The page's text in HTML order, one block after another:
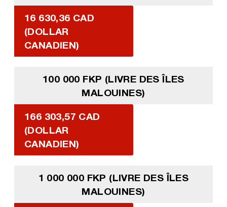
16 630,36 CAD
(DOLLAR
CANADIEN)
100 000 FKP (LIVRE DES ÎLES
MALOUINES)
166 303,57 CAD
(DOLLAR
CANADIEN)
1 000 000 FKP (LIVRE DES ÎLES
MALOUINES)